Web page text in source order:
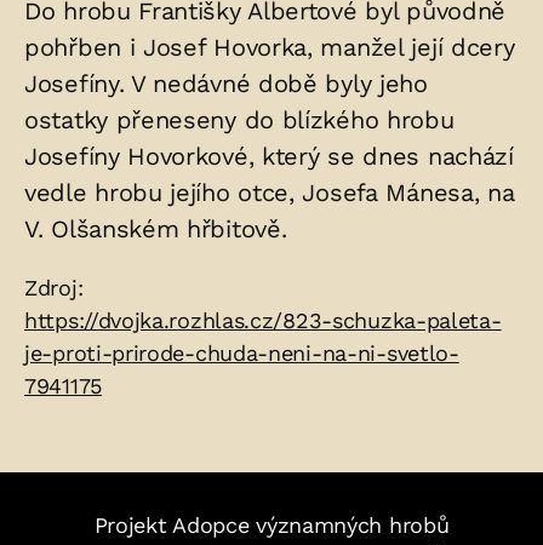
Do hrobu Františky Albertové byl původně
pohřben i Josef Hovorka, manžel její dcery
Josefíny. V nedávné době byly jeho
ostatky přeneseny do blízkého hrobu
Josefíny Hovorkové, který se dnes nachází
vedle hrobu jejího otce, Josefa Mánesa, na
V. Olšanském hřbitově.
Zdroje:
Zdroj:
https://dvojka.rozhlas.cz/823-schuzka-paleta-
je-proti-prirode-chuda-neni-na-ni-svetlo-
7941175
Projekt Adopce významných hrobů